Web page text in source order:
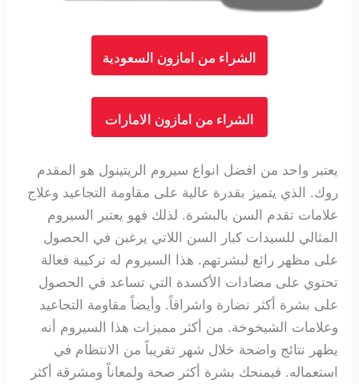
الشراء من امازون السعودية
الشراء من امازون الامارات
يعتبر واحد من افضل انواع سيروم الريتينول هو المقدم
روك. الذي يتميز بقدرة عالية على مقاومة التجاعيد وعلاج
علامات تقدم السن بالبشرة. لذلك فهو يعتبر السيروم
المثالي للسيدات كبار السن اللاتي يرغبن في الحصول
على مظهر رائع لبشرتهم. هذا السيروم له تركيبة فعالة
تحتوي على مضادات الأكسدة التي تساعد في الحصول
على بشرة أكثر نضارة واشراقاً. وأيضاً مقاومة التجاعيد
وعلامات الشيخوخة. من أكثر مميزات هذا السيروم أنه
يظهر نتائج واضحة خلال شهر تقريباً من الانتظام في
استعماله. فيمنحك بشرة أكثر صحة ولمعاناً ومشرقة أكثر